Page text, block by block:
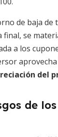
de baja de
final, se
a los
aprovecha
del
de